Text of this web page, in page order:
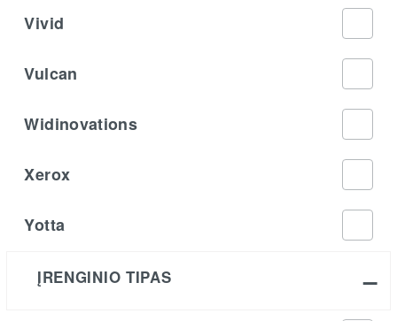
Vivid
Vulcan
Widinovations
Xerox
Yotta
ĮRENGINIO TIPAS